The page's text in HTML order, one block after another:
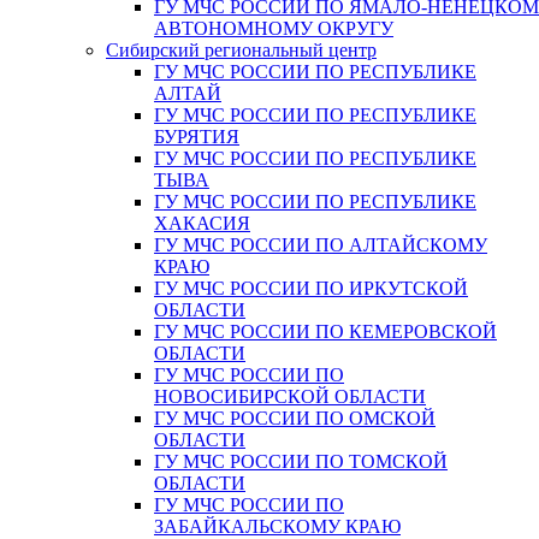
ГУ МЧС РОССИИ ПО ЯМАЛО-
АВТОНОМНОМУ ОКРУГУ
Сибирский региональный центр
ГУ МЧС РОССИИ ПО РЕСПУБЛИКЕ
АЛТАЙ
ГУ МЧС РОССИИ ПО РЕСПУБЛИКЕ
БУРЯТИЯ
ГУ МЧС РОССИИ ПО РЕСПУБЛИКЕ
ТЫВА
ГУ МЧС РОССИИ ПО РЕСПУБЛИКЕ
ХАКАСИЯ
ГУ МЧС РОССИИ ПО АЛТАЙСКОМУ
КРАЮ
ГУ МЧС РОССИИ ПО ИРКУТСКОЙ
ОБЛАСТИ
ГУ МЧС РОССИИ ПО КЕМЕРОВСКОЙ
ОБЛАСТИ
ГУ МЧС РОССИИ ПО
НОВОСИБИРСКОЙ ОБЛАСТИ
ГУ МЧС РОССИИ ПО ОМСКОЙ
ОБЛАСТИ
ГУ МЧС РОССИИ ПО ТОМСКОЙ
ОБЛАСТИ
ГУ МЧС РОССИИ ПО
ЗАБАЙКАЛЬСКОМУ КРАЮ